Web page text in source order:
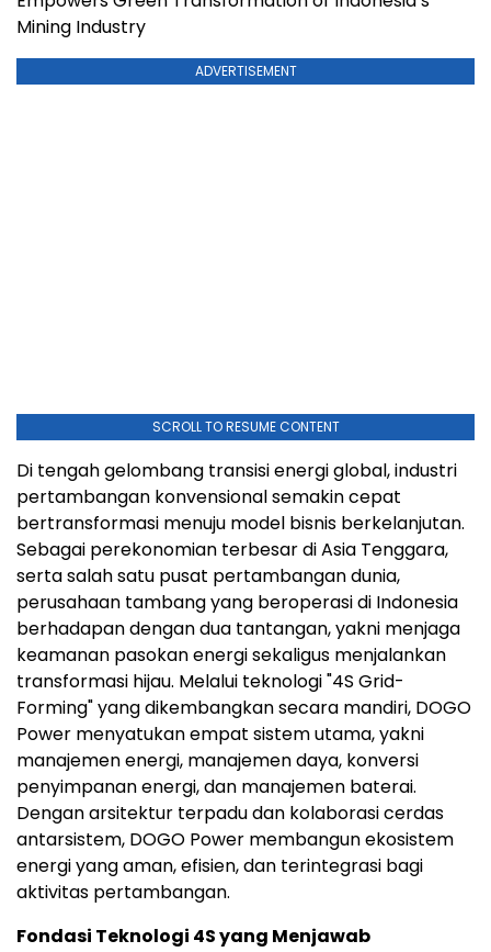
Mining Industry
ADVERTISEMENT
SCROLL TO RESUME CONTENT
Di tengah gelombang transisi energi global, industri
pertambangan konvensional semakin cepat
bertransformasi menuju model bisnis berkelanjutan.
Sebagai perekonomian terbesar di Asia Tenggara,
serta salah satu pusat pertambangan dunia,
perusahaan tambang yang beroperasi di Indonesia
berhadapan dengan dua tantangan, yakni menjaga
keamanan pasokan energi sekaligus menjalankan
transformasi hijau. Melalui teknologi "4S Grid-
Forming" yang dikembangkan secara mandiri, DOGO
Power menyatukan empat sistem utama, yakni
manajemen energi, manajemen daya, konversi
penyimpanan energi, dan manajemen baterai.
Dengan arsitektur terpadu dan kolaborasi cerdas
antarsistem, DOGO Power membangun ekosistem
energi yang aman, efisien, dan terintegrasi bagi
aktivitas pertambangan.
Fondasi Teknologi 4S yang Menjawab